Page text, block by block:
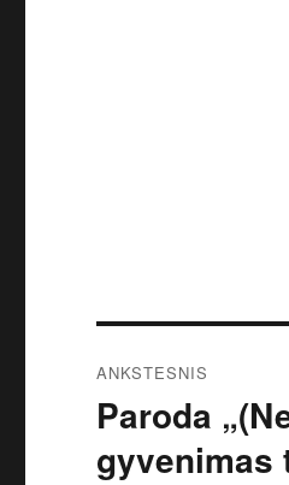
tarp
įrašų
ANKSTESNIS
Ankstesnis
Paroda
gyvenimas